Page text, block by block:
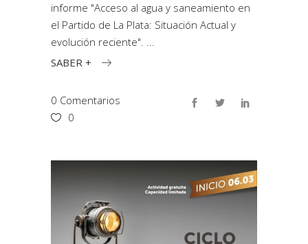
informe "Acceso al agua y saneamiento en
el Partido de La Plata: Situación Actual y
evolución reciente".
SABER +
0 Comentarios
0